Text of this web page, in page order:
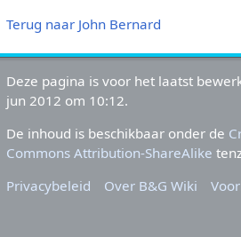
Terug naar John Bernard
Deze pagina is voor het laatst
jun 2012 om 10:12.
De inhoud is beschikbaar onder de
Commons Attribution-ShareAlike
Privacybeleid
Over B&G Wiki